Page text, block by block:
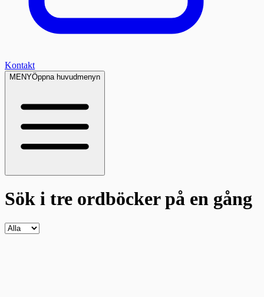
Kontakt
MENYÖppna huvudmenyn
Sök i tre ordböckerpå en gång